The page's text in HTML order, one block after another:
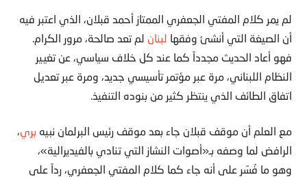
لم يمر كلام المفتي الجعفري الممتاز أحمد قبلان، الذي اعتبر فيه
أن الصيغة التي أنشئ وفقها لبنان لم تعد صالحة، مرور الكرام.
فهو أعاد الحديث مجدداً كما عند كل خلاف سياسي، عن تغيير
النظام اللبناني، مرة عبر مؤتمر تأسيسي جديد، ومرة عبر تعديل
اتفاق الطائف الذي ينتظر كثير من بنوده التنفيذ.
مع العلم أن موقف قبلان جاء بعد موقف رئيس البرلمان نبيه بري،
الرافض لما وصفه بـ«أصوات النشاز التي تنادي بالفيديرالية»،
وهو ما فُسّر على أنه جاء كما كلام المفتي الجعفري، رداً على